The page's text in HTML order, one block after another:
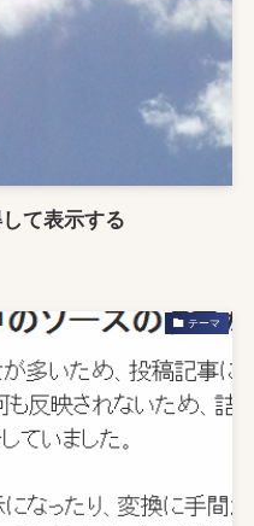
て表示する
テーマ